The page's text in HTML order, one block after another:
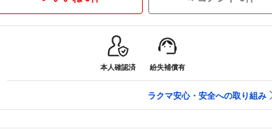
本人確認済 紛失補償有
ラクマ安心・安全への取り組み